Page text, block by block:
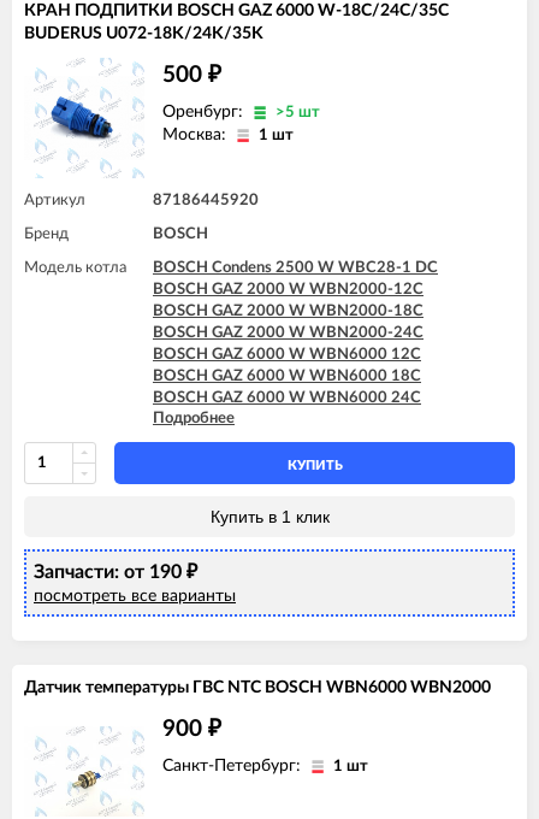
BOSCH GAZ 7000 W ZWC 24-3MFK
BOSCH GAZ 7000 W ZWC 28-3MFA
BOSCH GAZ 7000 W ZWC 28-3MFK
BOSCH GAZ 7000 W ZWC 35-3MFA
КРАН ПОДПИТКИ BOSCH GAZ 6000 W-18C/24C/35C
BUDERUS U072-18K/24K/35K
500 ₽
Оренбург: >5 шт
Москва: 1 шт
Артикул 87186445920
Бренд BOSCH
Модель котла
BOSCH Condens 2500 W WBC28-1 DC
BOSCH GAZ 2000 W WBN2000-12C
BOSCH GAZ 2000 W WBN2000-18C
BOSCH GAZ 2000 W WBN2000-24C
BOSCH GAZ 6000 W WBN6000 12C
BOSCH GAZ 6000 W WBN6000 18C
BOSCH GAZ 6000 W WBN6000 24C
BOSCH GAZ 6000 W WBN6000 28C
BOSCH GAZ 6000 W WBN6000 35C
Подробнее
КУПИТЬ
Купить в 1 клик
Запчасти: от 190 ₽
посмотреть все варианты
Датчик температуры ГВС NTC BOSCH WBN6000 WBN2000
900 ₽
Санкт-Петербург: 1 шт